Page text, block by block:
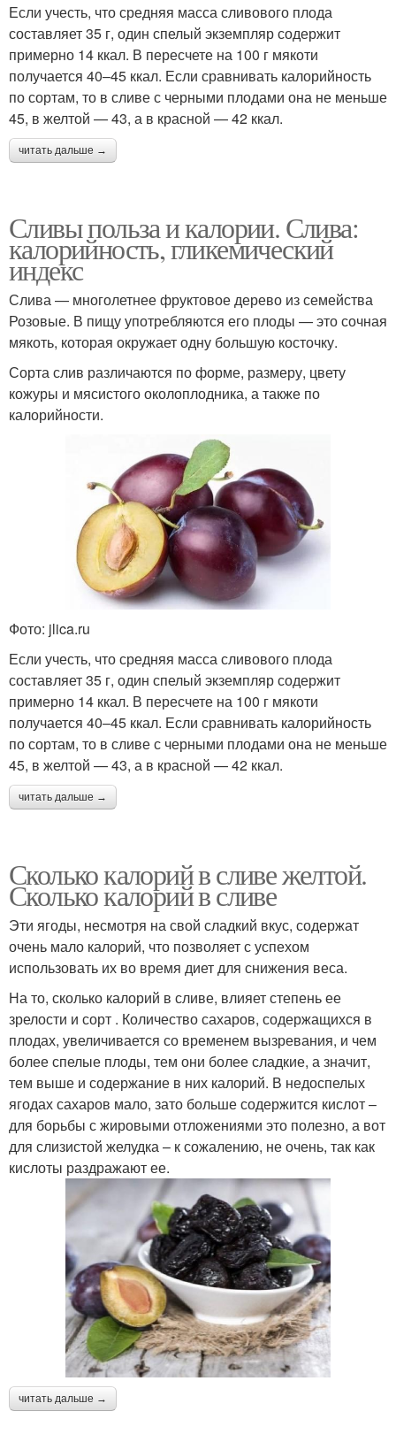
Если учесть, что средняя масса сливового плода
составляет 35 г, один спелый экземпляр содержит
примерно 14 ккал. В пересчете на 100 г мякоти
получается 40–45 ккал. Если сравнивать калорийность
по сортам, то в сливе с черными плодами она не меньше
45, в желтой — 43, а в красной — 42 ккал.
читать дальше →
Сливы польза и калории. Слива:
калорийность, гликемический
индекс
Слива — многолетнее фруктовое дерево из семейства
Розовые. В пищу употребляются его плоды — это сочная
мякоть, которая окружает одну большую косточку.
Сорта слив различаются по форме, размеру, цвету
кожуры и мясистого околоплодника, а также по
калорийности.
Фото: jlica.ru
Если учесть, что средняя масса сливового плода
составляет 35 г, один спелый экземпляр содержит
примерно 14 ккал. В пересчете на 100 г мякоти
получается 40–45 ккал. Если сравнивать калорийность
по сортам, то в сливе с черными плодами она не меньше
45, в желтой — 43, а в красной — 42 ккал.
читать дальше →
Сколько калорий в сливе желтой.
Сколько калорий в сливе
Эти ягоды, несмотря на свой сладкий вкус, содержат
очень мало калорий, что позволяет с успехом
использовать их во время диет для снижения веса.
На то, сколько калорий в сливе, влияет степень ее
зрелости и сорт . Количество сахаров, содержащихся в
плодах, увеличивается со временем вызревания, и чем
более спелые плоды, тем они более сладкие, а значит,
тем выше и содержание в них калорий. В недоспелых
ягодах сахаров мало, зато больше содержится кислот –
для борьбы с жировыми отложениями это полезно, а вот
для слизистой желудка – к сожалению, не очень, так как
кислоты раздражают ее.
читать дальше →